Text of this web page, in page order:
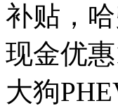
补贴，
现金优
大狗